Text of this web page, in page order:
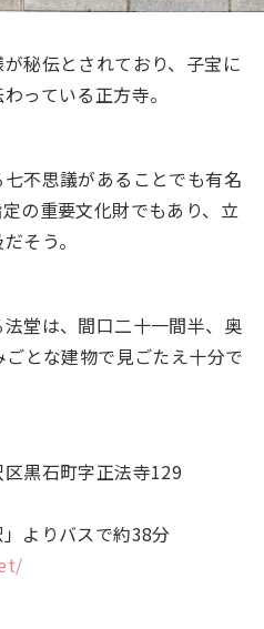
秘伝とされており、子宝に
っている正方寺。
不思議があることでも有名
の重要文化財でもあり、立
そう。
堂は、間口二十一間半、奥
とな建物で見ごたえ十分で
黒石町字正法寺129
よりバスで約38分